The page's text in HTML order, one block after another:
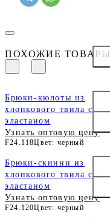
ПОХОЖИЕ ТОВАРЫ
Брюки-кюлоты из
хлопкового твила с
эластаном
Узнать оптовую цену
F24.118Цвет: черный
Брюки-скинни из
хлопкового твила с
эластаном
Узнать оптовую цену
F24.120Цвет: черный